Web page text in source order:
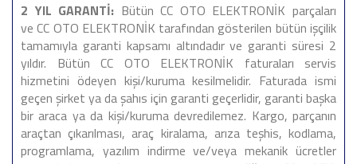
2 YIL GARANTİ: Bütün CC OTO ELEKTRONİK parçaları
ve CC OTO ELEKTRONİK tarafından gösterilen bütün işçilik
tamamıyla garanti kapsamı altındadır ve garanti süresi 2
yıldır. Bütün CC OTO ELEKTRONİK faturaları servis
hizmetini ödeyen kişi/kuruma kesilmelidir. Faturada ismi
geçen şirket ya da şahıs için garanti geçerlidir, garanti başka
bir araca ya da kişi/kuruma devredilemez. Kargo, parçanın
araçtan çıkarılması, araç kiralama, arıza teşhis, kodlama,
programlama, yazılım indirme ve/veya mekanik ücretler